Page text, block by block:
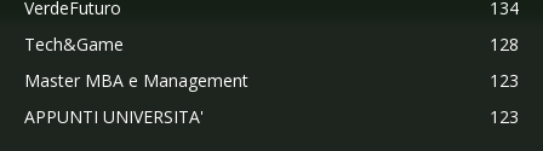
VerdeFuturo
134
Tech&Game
128
Master MBA e Management
123
APPUNTI UNIVERSITA'
123